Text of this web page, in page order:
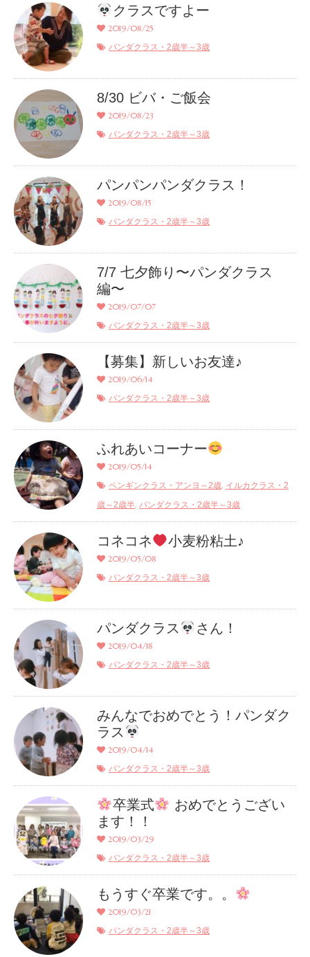
クラスですよー
2019/08/25
パンダクラス・2歳半～3歳
8/30 ビバ・ご飯会
2019/08/23
パンダクラス・2歳半～3歳
パンパンパンダクラス！
2019/08/15
パンダクラス・2歳半～3歳
7/7 七夕飾り〜パンダクラス
編〜
2019/07/07
パンダクラス・2歳半～3歳
【募集】新しいお友達♪
2019/06/14
パンダクラス・2歳半～3歳
ふれあいコーナー
2019/05/14
ペンギンクラス・アンヨ～2歳, イルカクラス・2
歳～2歳半, パンダクラス・2歳半～3歳
コネコネ 小麦粉粘土♪
2019/05/08
パンダクラス・2歳半～3歳
パンダクラス さん！
2019/04/18
パンダクラス・2歳半～3歳
みんなでおめでとう！パンダク
ラス
2019/04/14
パンダクラス・2歳半～3歳
卒業式
おめでとうござい
ます！！
2019/03/29
パンダクラス・2歳半～3歳
もうすぐ卒業です。。
2019/03/21
パンダクラス・2歳半～3歳